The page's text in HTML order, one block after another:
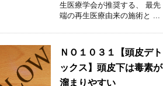
生医療学会が推奨する、 最先
端の再生医療由来の施術と ...
ＮＯ１０３１【頭皮デト
ックス】頭皮下は毒素が
溜まりやすい